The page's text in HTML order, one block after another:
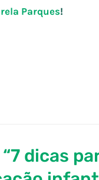
Parques!
dicas